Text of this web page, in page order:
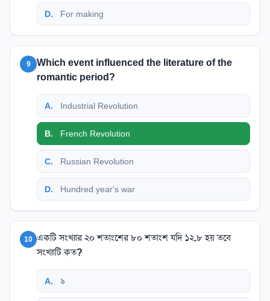
D. For making
9
Which event influenced the literature of the
romantic period?
A. Industrial Revolution
B. French Revolution
C. Russian Revolution
D. Hundred year's war
10 একটি সংখ্যার ২০ শতাংশের ৮০ শতাংশ যদি ১২.৮ হয় তবে
সংখ্যাটি কত?
A. ৯